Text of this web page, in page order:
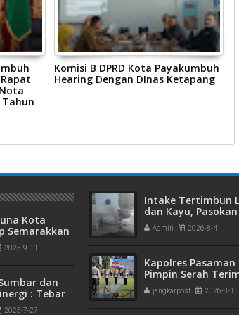
Tahun
Komisi B DPRD Kota Payakumbuh
Hearing Dengan DInas Ketapang
Kota
Semarakkan
hingga
2025-9-11
dan
: Tebar
Untuk
2025-7-27
Intake Tertimbun
dan Kayu,
Bersih di Kota
Terganggu
Admin 2026-8-4
Kapolres
Pimpin Serah
Jabatan PJU Polres
Kapolsek Sungai
jangkarpost 2026-8-1